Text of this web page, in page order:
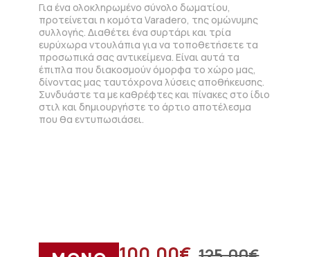
Για ένα ολοκληρωμένο σύνολο δωματίου,
προτείνεται η κομότα Varadero, της ομώνυμης
συλλογής. Διαθέτει ένα συρτάρι και τρία
ευρύχωρα ντουλάπια για να τοποθετήσετε τα
προσωπικά σας αντικείμενα. Είναι αυτά τα
έπιπλα που διακοσμούν όμορφα το χώρο μας,
δίνοντας μας ταυτόχρονα λύσεις αποθήκευσης.
Συνδυάστε τα με καθρέφτες και πίνακες στο ίδιο
στιλ και δημιουργήστε το άρτιο αποτέλεσμα
που θα εντυπωσιάσει.